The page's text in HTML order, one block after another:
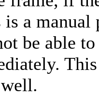
is a
be able